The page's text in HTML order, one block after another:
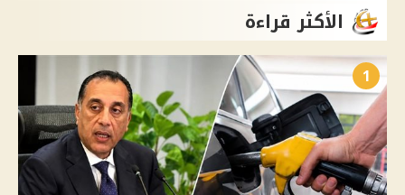
الأكثر قراءة
1